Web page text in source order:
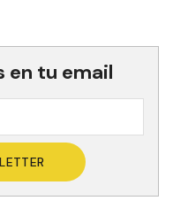
en tu email